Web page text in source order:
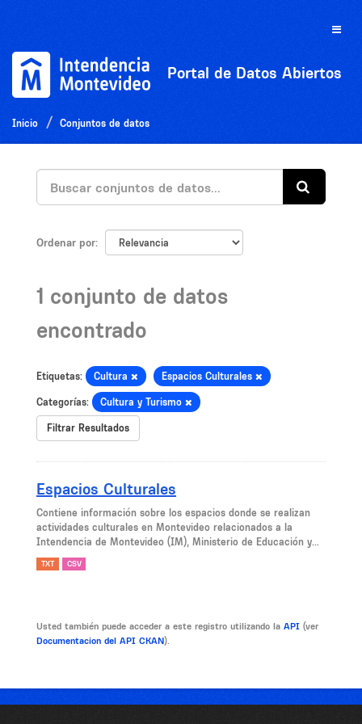
Toggle
Portal de Datos Abiertos
Inicio Conjuntos de datos
Ordenar por
1 conjunto de datos
encontrado
Etiquetas: Cultura Espacios Culturales
Categorías: Cultura y Turismo
Filtrar Resultados
Espacios Culturales
Contiene información sobre los espacios donde se realizan
actividades culturales en Montevideo relacionados a la
Intendencia de Montevideo (IM), Ministerio de Educación y...
TXT CSV
Usted también puede acceder a este registro utilizando la API (ver
Documentacion del API CKAN).